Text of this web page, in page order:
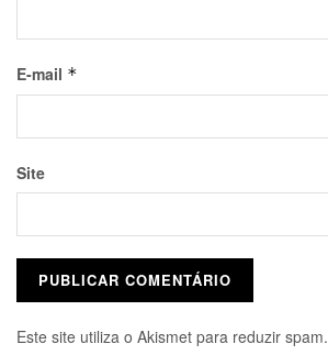
E-mail *
Site
Este site utiliza o Akismet para reduzir spam.